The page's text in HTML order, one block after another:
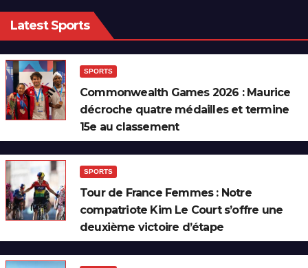
Latest Sports
SPORTS
Commonwealth Games 2026 : Maurice
décroche quatre médailles et termine
15e au classement
SPORTS
Tour de France Femmes : Notre
compatriote Kim Le Court s’offre une
deuxième victoire d’étape